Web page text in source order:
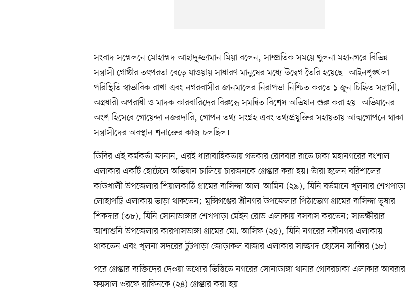
সংবাদ সম্মেলনে মোহাম্মদ আহাদুজ্জামান মিয়া বলেন, সাম্প্রতিক সময়ে খুলনা মহানগরে বিভিন্ন
সন্ত্রাসী গোষ্ঠীর তৎপরতা বেড়ে যাওয়ায় সাধারণ মানুষের মধ্যে উদ্বেগ তৈরি হয়েছে। আইনশৃঙ্খলা
পরিস্থিতি স্বাভাবিক রাখা এবং নগরবাসীর জানমালের নিরাপত্তা নিশ্চিত করতে ১ জুন চিহ্নিত সন্ত্রাসী,
অস্ত্রধারী অপরাধী ও মাদক কারবারিদের বিরুদ্ধে সমন্বিত বিশেষ অভিযান শুরু করা হয়। অভিযানের
অংশ হিসেবে গোয়েন্দা নজরদারি, গোপন তথ্য সংগ্রহ এবং তথ্যপ্রযুক্তির সহায়তায় আত্মগোপনে থাকা
সন্ত্রাসীদের অবস্থান শনাক্তের কাজ চলছিল।
ডিবির এই কর্মকর্তা জানান, এরই ধারাবাহিকতায় গতকার রোববার রাতে ঢাকা মহানগরের বংশাল
এলাকার একটি হোটেলে অভিযান চালিয়ে চারজনকে গ্রেপ্তার করা হয়। তাঁরা হলেন বরিশালের
কাউখালী উপজেলার শিয়ালকাঠি গ্রামের বাসিন্দা আল-আমিন (২৯), যিনি বর্তমানে খুলনার শেখপাড়া
লোহাপট্টি এলাকায় ভাড়া থাকতেন; মুন্সিগঞ্জের শ্রীনগর উপজেলার পিঠাভোগ গ্রামের বাসিন্দা তুষার
শিকদার (৩৮), যিনি সোনাডাঙ্গার শেখপাড়া মেইন রোড এলাকায় বসবাস করতেন; সাতক্ষীরার
আশাশুনি উপজেলার কারপাসডাঙ্গা গ্রামের মো. আসিফ (২৫), যিনি নগরের নবীনগর এলাকায়
থাকতেন এবং খুলনা সদরের টুটপাড়া জোড়াকল বাজার এলাকার সাজ্জাদ হোসেন সাব্বির (১৮)।
পরে গ্রেপ্তার ব্যক্তিদের দেওয়া তথ্যের ভিত্তিতে নগরের সোনাডাঙ্গা থানার গোবরচাকা এলাকার আবরার
ফয়সাল ওরফে রাফিনকে (২৪) গ্রেপ্তার করা হয়।